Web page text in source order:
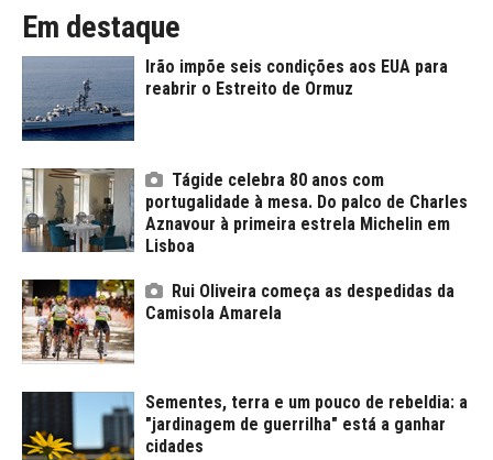
Em destaque
Irão impõe seis condições aos EUA para
reabrir o Estreito de Ormuz
Tágide celebra 80 anos com
portugalidade à mesa. Do palco de Charles
Aznavour à primeira estrela Michelin em
Lisboa
Rui Oliveira começa as despedidas da
Camisola Amarela
Sementes, terra e um pouco de rebeldia: a
"jardinagem de guerrilha" está a ganhar
cidades